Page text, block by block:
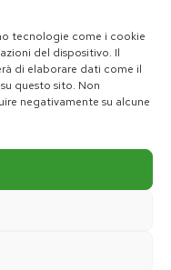
tecnologie come i cookie
del dispositivo. Il
di elaborare dati come il
questo sito. Non
negativamente su alcune